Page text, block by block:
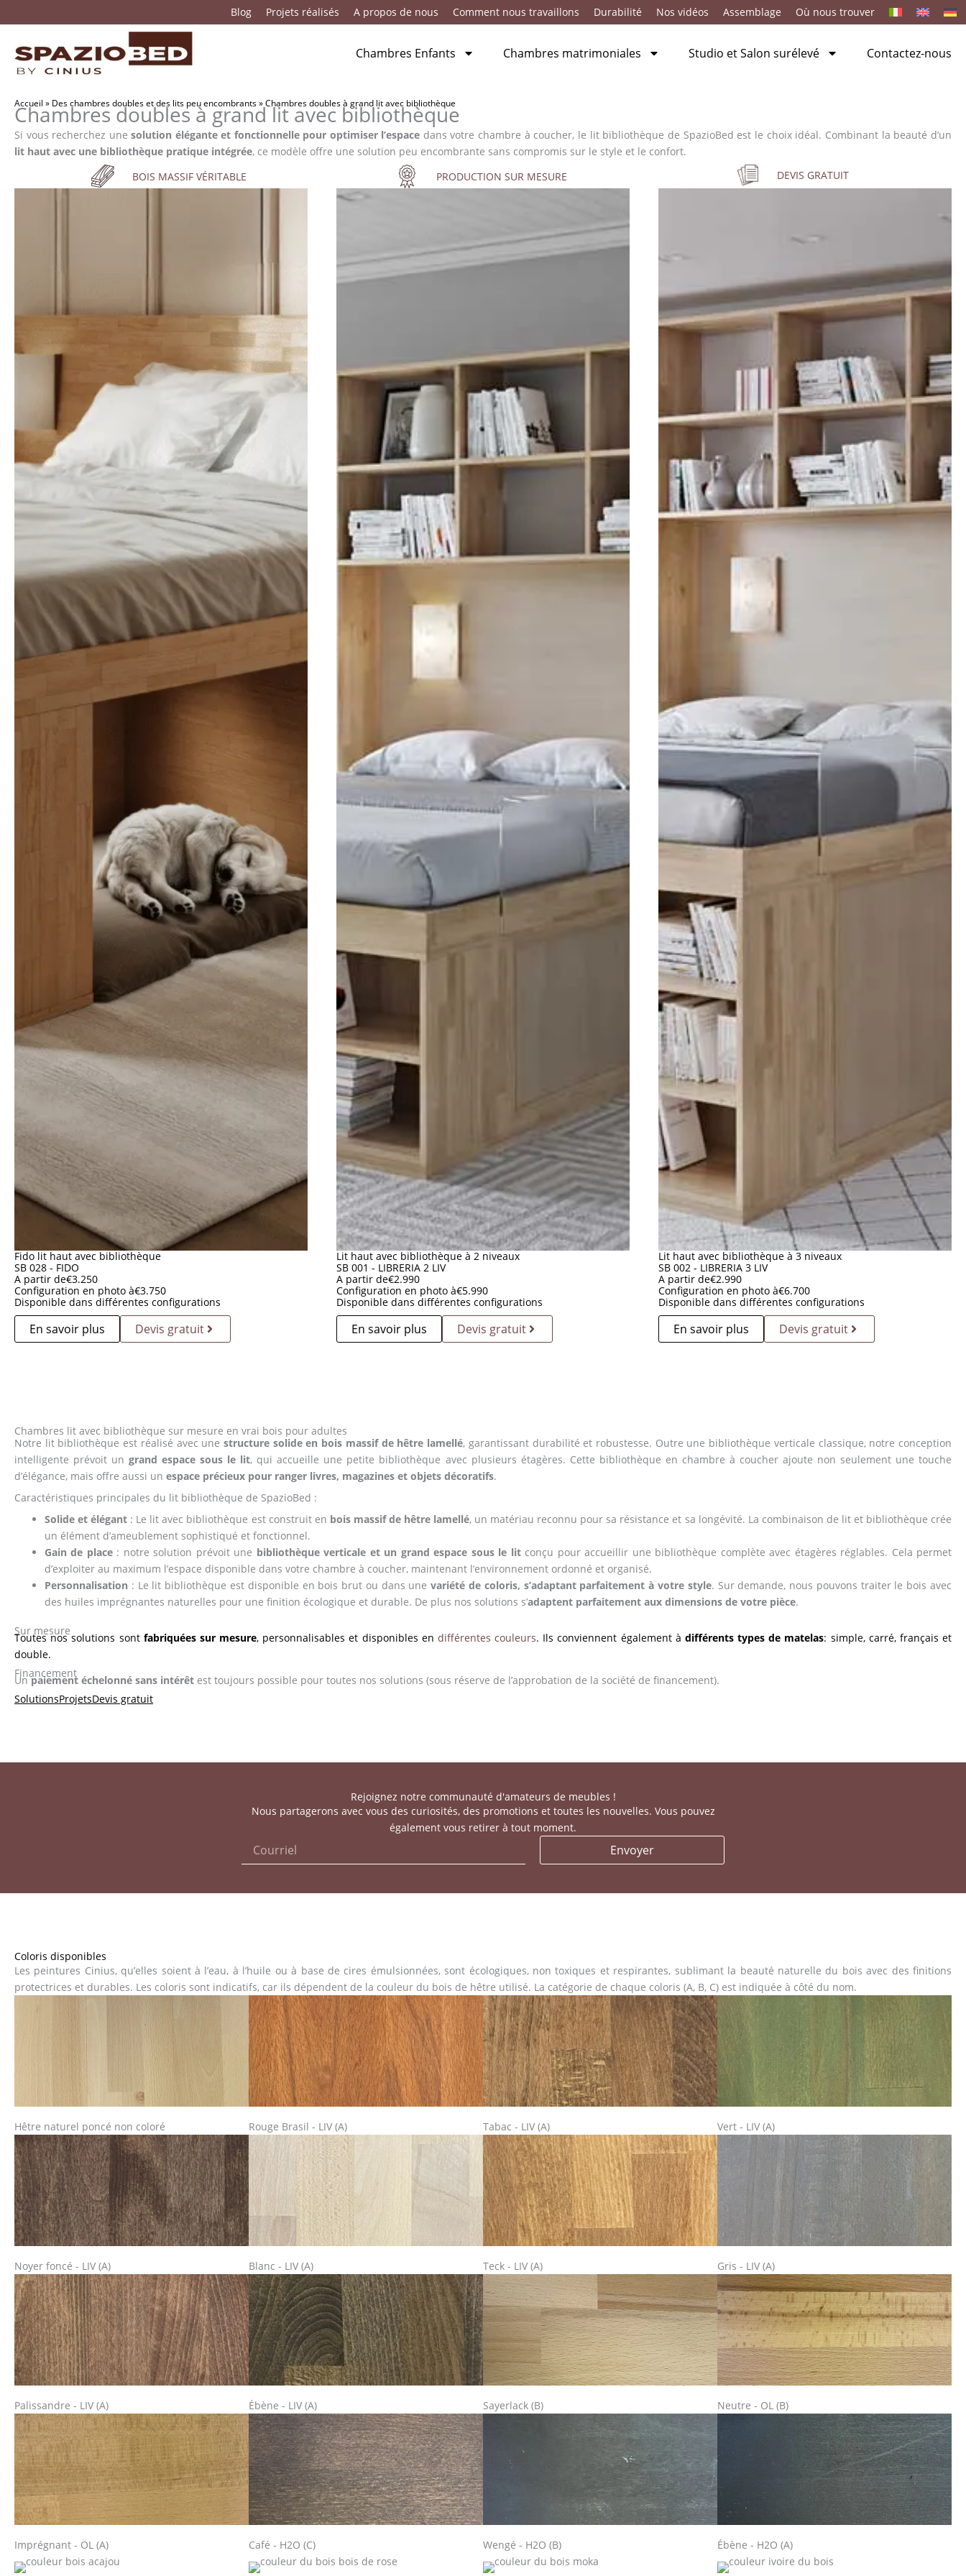
au
Blog Projets réalisés A propos de nous Comment nous travaillons Durabilité Nos vidéos Assemblage Où nous trouver
Chambres Enfants Chambres matrimoniales Studio et Salon surélevé Contactez-nous
Accueil » Des chambres doubles et des lits peu encombrants»Chambres doubles à grand lit avec bibliothèque
Chambres doubles à grand lit avec bibliothèque
Si vous recherchez une solution élégante et fonctionnelle pour optimiser l’espace dans votre chambre à coucher, le lit bibliothèque de SpazioBed est le choix idéal. Combinant la beauté d’un
lit haut avec une bibliothèque pratique intégrée, ce modèle offre une solution peu encombrante sans compromis sur le style et le confort.
BOIS MASSIF VÉRITABLE
PRODUCTION SUR MESURE DEVIS GRATUIT
Fido lit haut avec bibliothèque
SB 028 - FIDO
A partir de€3.250
Configuration en photo à€3.750
Disponible dans différentes configurations
En savoir plus Devis gratuit
Lit haut avec bibliothèque à 2 niveaux
SB 001 - LIBRERIA 2 LIV
A partir de€2.990
Configuration en photo à€5.990
Disponible dans différentes configurations
En savoir plus Devis gratuit
Lit haut avec bibliothèque à 3 niveaux
SB 002 - LIBRERIA 3 LIV
A partir de€2.990
Configuration en photo à€6.700
Disponible dans différentes configurations
En savoir plus Devis gratuit
Chambres lit avec bibliothèque sur mesure en vrai bois pour adultes
Notre lit bibliothèque est réalisé avec unestructure solide en bois massif de hêtre lamellé, garantissant durabilité et robustesse. Outre une bibliothèque verticale classique, notre conception
intelligente prévoit ungrand espace sous le lit, qui accueille une petite bibliothèque avec plusieurs étagères. Cette bibliothèque en chambre à coucher ajoute non seulement une touche
d’élégance, mais offre aussi un espace précieux pour ranger livres, magazines et objets décoratifs.
Caractéristiques principales du lit bibliothèque de SpazioBed :
Solide et élégant : Le lit avec bibliothèque est construit en bois massif de hêtre lamellé, un matériau reconnu pour sa résistance et sa longévité. La combinaison de lit et bibliothèque crée
un élément d’ameublement sophistiqué et fonctionnel.
Gain de place: notre solution prévoit une bibliothèque verticale et un grand espace sous le litconçu pour accueillir une bibliothèque complète avec étagères réglables. Cela permet
d’exploiter au maximum l’espace disponible dans votre chambre à coucher, maintenant l’environnement ordonné et organisé.
Personnalisation : Le lit bibliothèque est disponible en bois brut ou dans unevariété de coloris, s’adaptant parfaitement à votre style. Sur demande, nous pouvons traiter le bois avec
des huiles imprégnantes naturelles pour une finition écologique et durable. De plus nos solutions s’adaptent parfaitement aux dimensions de votre pièce.
Sur mesure
Toutes nos solutions sont fabriquées sur mesure, personnalisables et disponibles en différentes couleurs. Ils conviennent également à différents types de matelas: simple, carré, français et
double.
Financement
Unpaiement échelonné sans intérêt est toujours possible pour toutes nos solutions (sous réserve de l’approbation de la société de financement).
SolutionsProjetsDevis gratuit
Rejoignez notre communauté d'amateurs de meubles !
Nous partagerons avec vous des curiosités, des promotions et toutes les nouvelles. Vous pouvez
également vous retirer à tout moment.
Envoyer
Coloris disponibles
Les peintures Cinius, qu’elles soient à l’eau, à l’huile ou à base de cires émulsionnées, sont écologiques, non toxiques et respirantes, sublimant la beauté naturelle du bois avec des finitions
protectrices et durables. Les coloris sont indicatifs, car ils dépendent de la couleur du bois de hêtre utilisé. La catégorie de chaque coloris (A, B, C) est indiquée à côté du nom.
Hêtre naturel poncé non coloré Rouge Brasil - LIV (A) Tabac - LIV (A) Vert - LIV (A)
Noyer foncé - LIV (A) Blanc - LIV (A) Teck - LIV (A) Gris - LIV (A)
Palissandre - LIV (A) Ébène - LIV (A) Sayerlack (B) Neutre - OL (B)
Imprégnant - OL (A) Café - H2O (C) Wengé - H2O (B) Ébène - H2O (A)